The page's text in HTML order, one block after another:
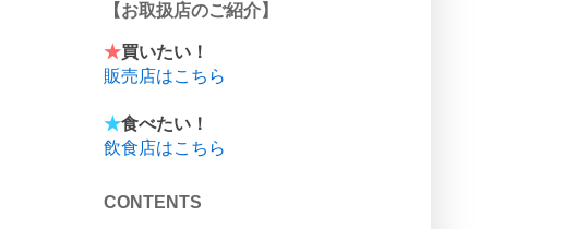
【お取扱店のご紹介】
★買いたい！
販売店はこちら
★食べたい！
飲食店はこちら
CONTENTS